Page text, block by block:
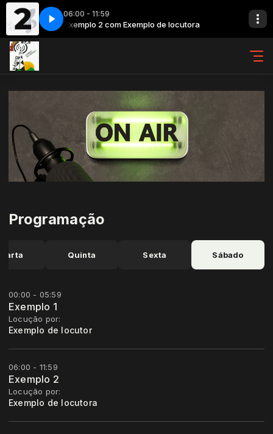
06:00 - 11:59
locutora Exemplo 2 com Exemplo de locutora
Programação
Quinta Sexta Sábado
00:00 - 05:59
Exemplo 1
Locução por:
Exemplo de locutor
06:00 - 11:59
Exemplo 2
Locução por:
Exemplo de locutora